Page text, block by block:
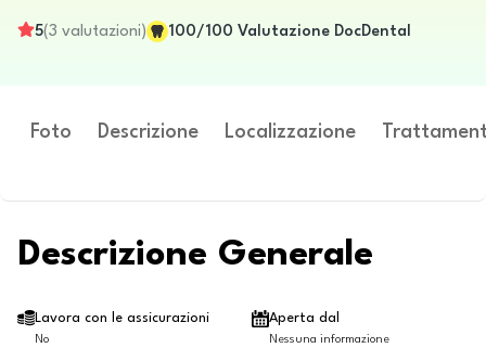
5(3 valutazioni) 100/100 Valutazione DocDental
Foto Descrizione Localizzazione
Descrizione Generale
Lavora con le assicurazioni
No
Aperta dal
Nessuna informazione